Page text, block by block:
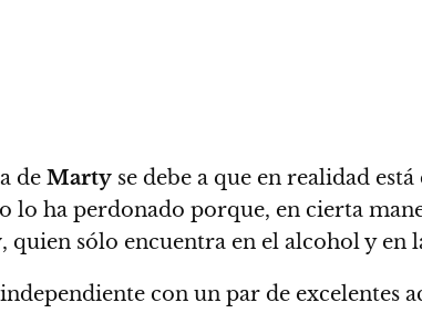
de Marty se debe a que en realidad
lo ha perdonado porque, en cierta
, quien sólo encuentra en el alcohol y en
con un par de excelentes